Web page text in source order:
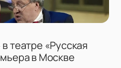
театре «Русская
в Москве